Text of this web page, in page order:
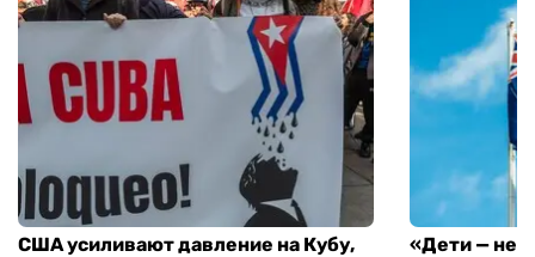
США усиливают давление на Кубу,
«Дети — не